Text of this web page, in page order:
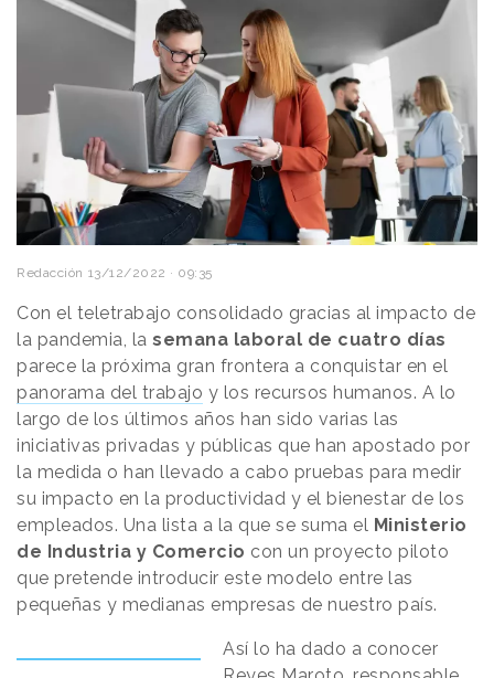
Redacción 13/12/2022 · 09:35
Con el teletrabajo consolidado gracias al impacto de
la pandemia, la semana laboral de cuatro días
parece la próxima gran frontera a conquistar en el
panorama del trabajo y los recursos humanos. A lo
largo de los últimos años han sido varias las
iniciativas privadas y públicas que han apostado por
la medida o han llevado a cabo pruebas para medir
su impacto en la productividad y el bienestar de los
empleados. Una lista a la que se suma el Ministerio
de Industria y Comercio con un proyecto piloto
que pretende introducir este modelo entre las
pequeñas y medianas empresas de nuestro país.
Así lo ha dado a conocer